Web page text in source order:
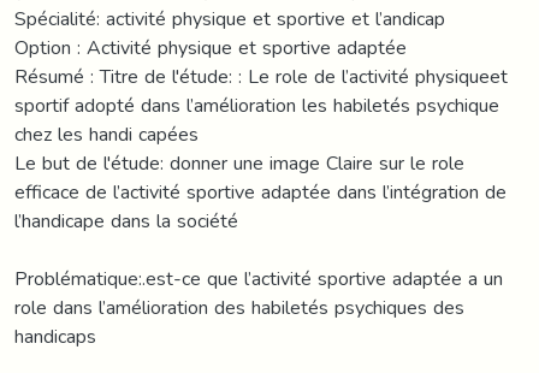
Spécialité: activité physique et sportive et l’andicap
Option : Activité physique et sportive adaptée
Résumé : Titre de l'étude: : Le role de l’activité physiqueet
sportif adopté dans l’amélioration les habiletés psychique
chez les handi capées
Le but de l'étude: donner une image Claire sur le role
efficace de l’activité sportive adaptée dans l’intégration de
l’handicape dans la société
Problématique:.est-ce que l’activité sportive adaptée a un
role dans l’amélioration des habiletés psychiques des
handicaps